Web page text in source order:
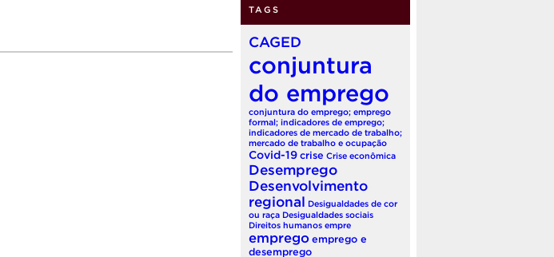
TAGS
CAGED
conjuntura
do emprego
conjuntura do emprego; emprego
formal; indicadores de emprego;
indicadores de mercado de trabalho;
mercado de trabalho e ocupação
Covid-19 crise Crise econômica
Desemprego
Desenvolvimento
regional Desigualdades de cor
ou raça Desigualdades sociais
Direitos humanos empre
emprego emprego e
desemprego